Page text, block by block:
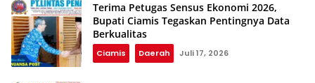
Terima Petugas Sensus Ekonomi 2026,
Bupati Ciamis Tegaskan Pentingnya Data
Berkualitas
Ciamis Daerah Juli 17, 2026